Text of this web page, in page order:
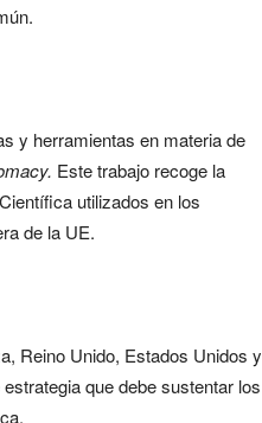
y herramientas en materia de
Este trabajo recoge la
utilizados en los
de la UE.
Reino Unido, Estados Unidos y
que debe sustentar los